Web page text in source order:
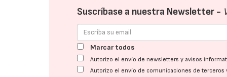
Suscríbase a nuestra Newsletter -
Marcar todos
Autorizo el envío de newsletters y avisos
Autorizo el envío de comunicaciones de